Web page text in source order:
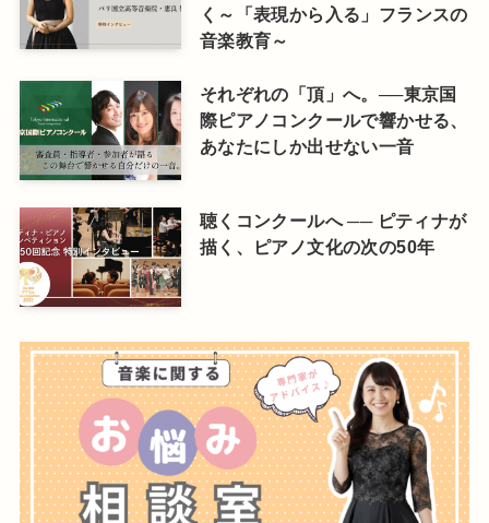
く～「表現から入る」フランスの
音楽教育～
それぞれの「頂」へ。──東京国
際ピアノコンクールで響かせる、
あなたにしか出せない一音
聴くコンクールへ ── ピティナが
描く、ピアノ文化の次の50年